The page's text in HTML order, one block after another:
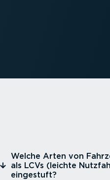
⁠Welche Arten von
als LCVs (leichte
eingestuft?